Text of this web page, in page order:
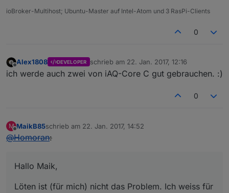
ioBroker-Multihost; Ubuntu-Master auf Intel-Atom und 3 RasPi-Clients
0
Alex1808 DEVELOPER schrieb am 22. Jan. 2017, 12:16
zuletzt editiert von
ich werde auch zwei von iAQ-Core C gut gebrauchen. :)
0
M
Offline
MaikB85schrieb am 22. Jan. 2017, 14:52
zuletzt editiert von
@Homoran:
Hallo Maik,
Löten ist (für mich) nicht das Problem. Ich weiss für